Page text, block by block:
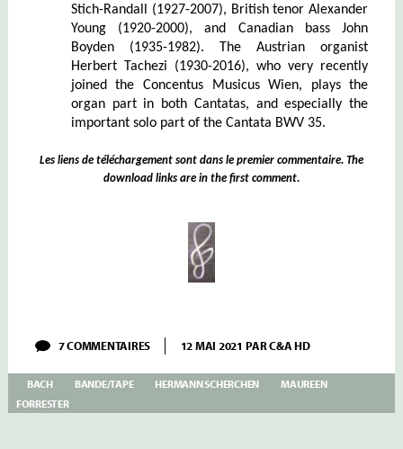
Stich-Randall (1927-2007), British tenor Alexander
Young (1920-2000), and Canadian bass John
Boyden (1935-1982). The Austrianorganist
Herbert Tachezi (1930-2016), who very recently
joined the Concentus Musicus Wien, plays the
organ part in both Cantatas, and especially the
important solo part of the Cantata BWV 35.
Les liens de téléchargement sont dans le premier commentaire. The
download links are in the first comment.
7 COMMENTAIRES
SCHERCHEN
–
FORRESTER
BACH:
12 MAI 2021 PARC&A HD
BACH BANDE/TAPE HERMANN SCHERCHEN
MAUREEN
FORRESTER